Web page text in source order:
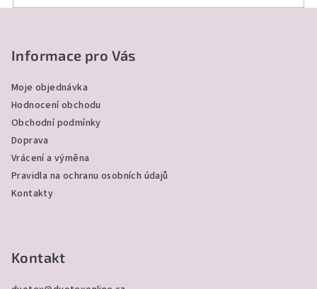
Informace pro Vás
Moje objednávka
Hodnocení obchodu
Obchodní podmínky
Doprava
Vrácení a výměna
Pravidla na ochranu osobních údajů
Kontakty
Kontakt